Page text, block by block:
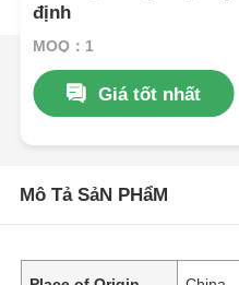
định
MOQ：1
Giá tốt nhất
Mô Tả SảN PHẩM